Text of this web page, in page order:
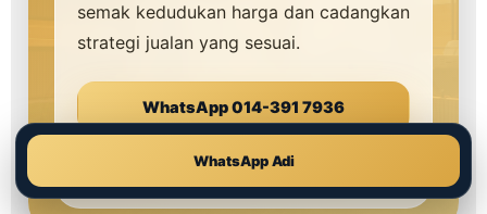
semak kedudukan harga dan cadangkan
strategi jualan yang sesuai.
WhatsApp 014-391 7936
Lihat Panduan Nilai Hartanah
WhatsApp Adi